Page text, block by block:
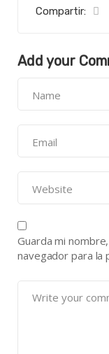
Compartir:
Add your
Guarda mi
navegador para la